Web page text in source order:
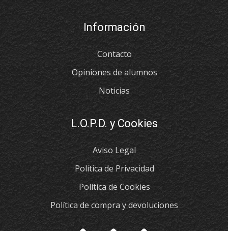
Información
Contacto
Opiniones de alumnos
Noticias
L.O.P.D. y Cookies
Aviso Legal
Política de Privacidad
Política de Cookies
Política de compra y devoluciones